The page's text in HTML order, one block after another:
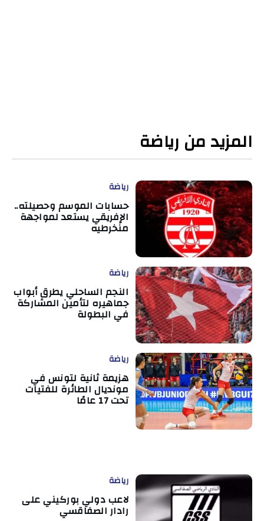
المزيد من رياضة
رياضة
حسابات الموسم وحصيلته..
الإفريقي يستعد لمواجهة
منخرطيه
رياضة
النجم الساحلي يطرق أبواب
جماهيره لتأمين المشاركة
في البطولة
رياضة
هزيمة ثانية لتونس في
مونديال الطائرة للفتيات
تحت 17 عامًا
رياضة
لاعب دولي بوركيني على
رادار الصفاقسي